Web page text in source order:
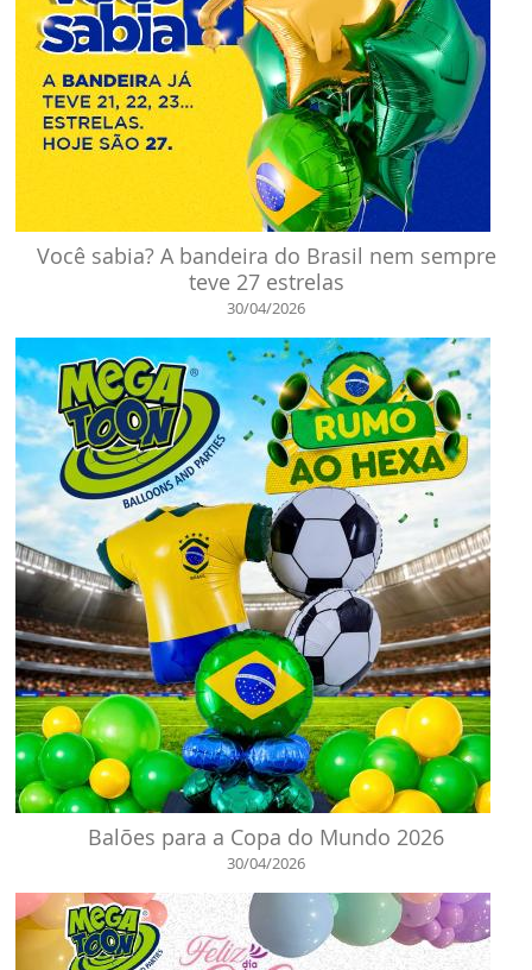
Você sabia? A bandeira do Brasil nem sempre
teve 27 estrelas
30/04/2026
Balões para a Copa do Mundo 2026
30/04/2026